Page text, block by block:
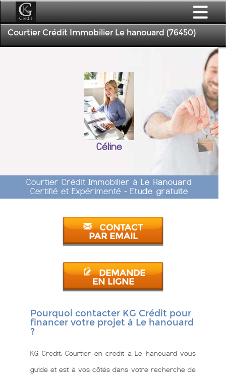
Courtier Crédit Immobilier Le hanouard (76450)
Céline
Courtier Crédit Immobilier à Le Hanouard
Certifié et Expérimenté - Etude gratuite
CONTACT
PAR EMAIL
DEMANDE
EN LIGNE
Pourquoi contacter KG Crédit pour
financer votre projet à Le hanouard
?
KG Crédit, Courtier en crédit à Le hanouard vous
guide et est à vos côtés dans votre recherche de